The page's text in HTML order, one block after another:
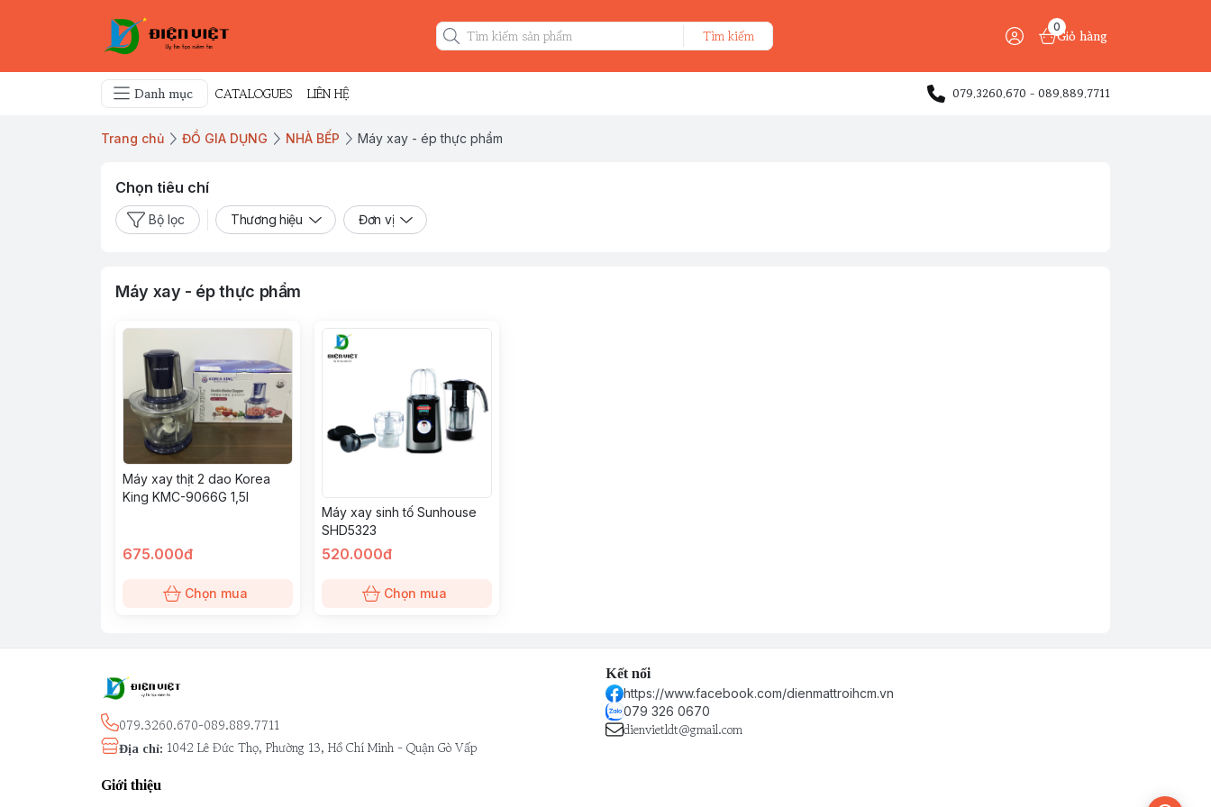
Tìm kiếm
0
Giỏ hàng
Danh mục CATALOGUES LIÊN HỆ 079.3260.670 - 089.889.7711
Trang chủ ĐỒ GIA DỤNG NHÀ BẾP Máy xay - ép thực phẩm
Chọn tiêu chí
Bộ lọc Thương hiệu Đơn vị
Máy xay - ép thực phẩm
Máy xay thịt 2 dao Korea
King KMC-9066G 1,5l
675.000đ
Chọn mua
Máy xay sinh tố Sunhouse
SHD5323
520.000đ
Chọn mua
079.3260.670-089.889.7711
Địa chỉ: 1042 Lê Đức Thọ, Phường 13, Hồ Chí Minh - Quận Gò Vấp
Kết nối
https://www.facebook.com/dienmattroihcm.vn
079 326 0670
dienvietldt@gmail.com
Giới thiệu